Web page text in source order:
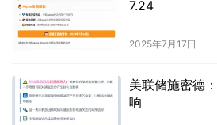
7.24
2025年7月17日
美联储施密德
响